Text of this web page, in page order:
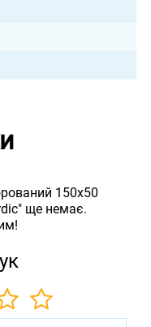
150х50
ще немає.